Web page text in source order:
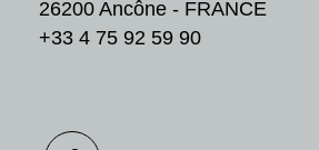
26200 Ancône - FRANCE
+33 4 75 92 59 90